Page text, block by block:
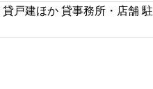
戸建ほか 貸事務所・店舗